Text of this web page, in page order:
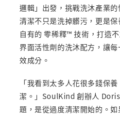
邏輯」出發，挑戰洗沐產業
清潔不只是洗掉髒污，更是
自有的 零稀釋™ 技術，打造
界面活性劑的洗沐配方，讓
效成分。
「我看到太多人花很多錢保
潔。」SoulKind 創辦人
題，是從過度清潔開始的。